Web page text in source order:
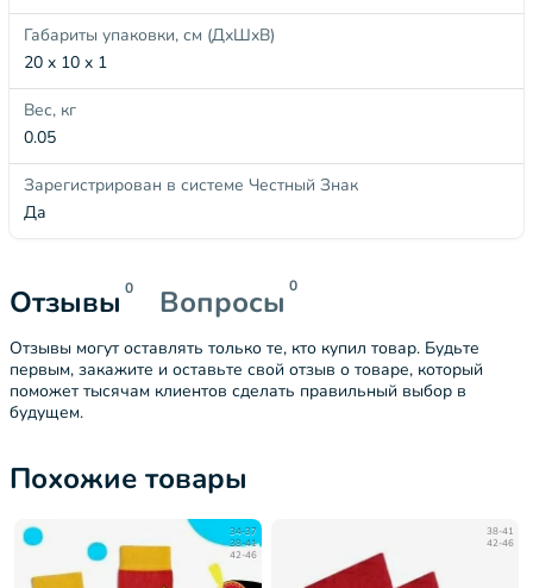
Габариты упаковки, см (ДхШхВ)
20 x 10 x 1
Вес, кг
0.05
Зарегистрирован в системе Честный Знак
Да
Отзывы 0 Вопросы 0
Отзывы могут оставлять только те, кто купил товар. Будьте
первым, закажите и оставьте свой отзыв о товаре, который
поможет тысячам клиентов сделать правильный выбор в
будущем.
Похожие товары
34-37
38-41
42-46
38-41
42-46